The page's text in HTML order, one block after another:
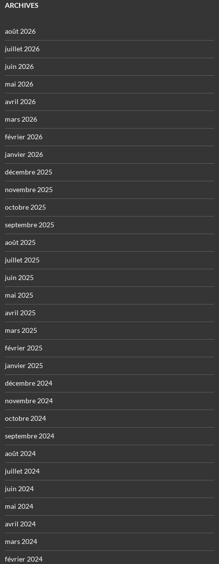
ARCHIVES
août 2026
juillet 2026
juin 2026
mai 2026
avril 2026
mars 2026
février 2026
janvier 2026
décembre 2025
novembre 2025
octobre 2025
septembre 2025
août 2025
juillet 2025
juin 2025
mai 2025
avril 2025
mars 2025
février 2025
janvier 2025
décembre 2024
novembre 2024
octobre 2024
septembre 2024
août 2024
juillet 2024
juin 2024
mai 2024
avril 2024
mars 2024
février 2024